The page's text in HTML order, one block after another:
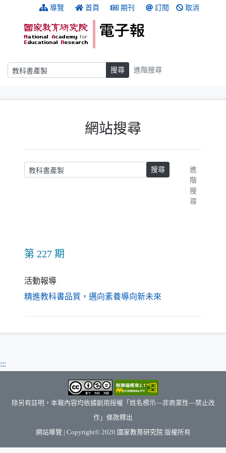
跳到主要內容 導覽 首頁 期刊 訂閱 取消
搜尋 搜尋 進階搜尋
網站搜尋
請輸入關鍵字 搜尋
進
階
搜
尋
第 227 期
活動報導
精進教科書品質，邁向素養導向新未來
:::
除另有註明，本報內容均依據創用授權「姓名標示—非商業性—禁止改
作」條款釋出
網站導覽 | Copyright© 2020 國家教育研究院（另開新視窗）
版權所有